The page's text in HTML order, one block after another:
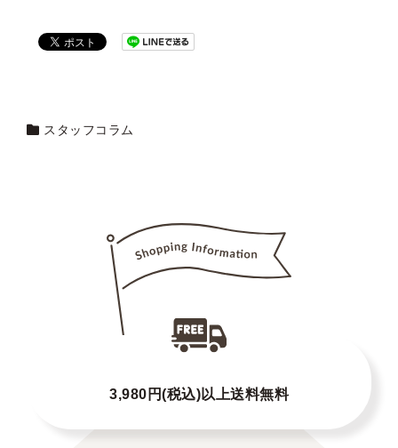
スタッフコラム
3,980円(税込)以上送料無料